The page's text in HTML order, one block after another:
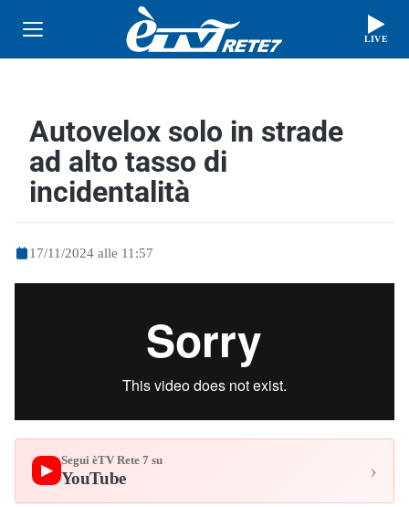
LIVE
Autovelox solo in strade
ad alto tasso di
incidentalità
17/11/2024 alle 11:57
▶
Segui èTV Rete 7 su
YouTube ›